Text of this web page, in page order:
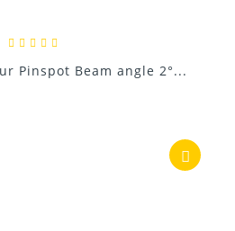
Pinspot Beam angle 2°...